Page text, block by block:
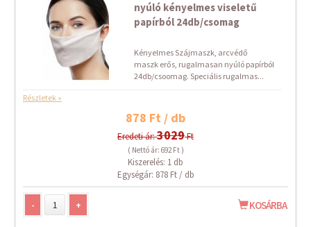
nyúló kényelmes viseletű
papírból 24db/csomag
Kényelmes Szájmaszk, arcvédő
maszk erős, rugalmasan nyúló papírból
24db/csoomag. Speciális rugalmas...
Részletek »
878 Ft / db
Eredeti ár:3029Ft
( Nettó ár: 692 Ft )
Kiszerelés: 1 db
Egységár: 878 Ft / db
- + KOSÁRBA